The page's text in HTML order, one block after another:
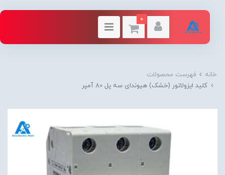
0
خانه
فهرست محصولات
کلید ایزولاتور (خشک) هیوندای سه پل 80 آمپر